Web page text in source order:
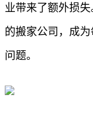
业带来了额外损
的搬家公司，成
问题。